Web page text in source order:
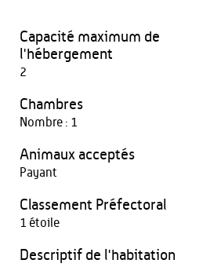
Capacité maximum de
l'hébergement
2
Chambres
Nombre : 1
Animaux acceptés
Payant
Classement Préfectoral
1 étoile
Descriptif de l'habitation